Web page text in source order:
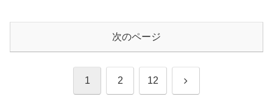
次のページ
1 2 12 次